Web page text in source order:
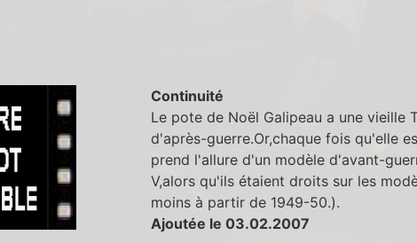
Continuité
Le pote de Noël Galipeau a une vieille
d'après-guerre.Or,chaque fois qu'elle
prend l'allure d'un modèle d'avant-
V,alors qu'ils étaient droits sur les
moins à partir de 1949-50.).
Ajoutée le 03.02.2007